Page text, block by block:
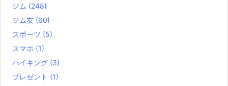
ジム (248)
ジム友 (60)
スポーツ (5)
スマホ (1)
ハイキング (3)
プレゼント (1)